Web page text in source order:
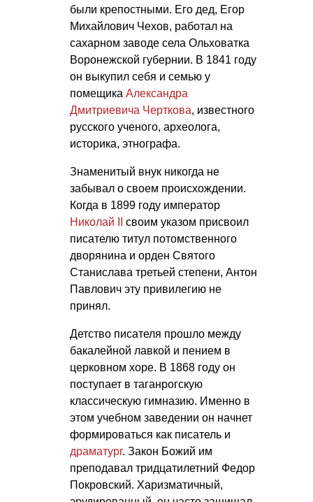
были крепостными. Его дед, Егор
Михайлович Чехов, работал на
сахарном заводе села Ольховатка
Воронежской губернии. В 1841 году
он выкупил себя и семью у
помещика Александра
Дмитриевича Черткова, известного
русского ученого, археолога,
историка, этнографа.
Знаменитый внук никогда не
забывал о своем происхождении.
Когда в 1899 году император
Николай II
своим указом присвоил
писателю титул потомственного
дворянина и орден Святого
Станислава третьей степени, Антон
Павлович эту привилегию не
принял.
Детство писателя прошло между
бакалейной лавкой и пением в
церковном хоре. В 1868 году он
поступает в таганрогскую
классическую гимназию. Именно в
этом учебном заведении он начнет
формироваться как писатель и
драматург. Закон Божий им
преподавал тридцатилетний Федор
Покровский. Харизматичный,